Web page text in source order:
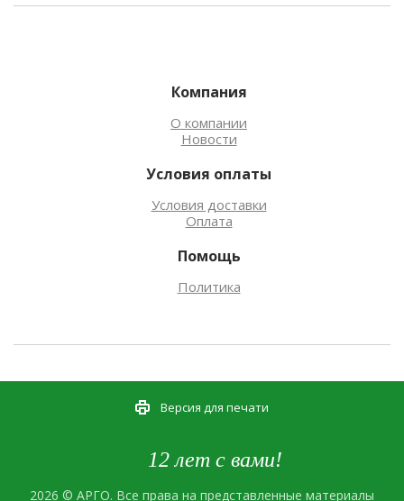
Компания
О компании
Новости
Условия оплаты
Условия доставки
Оплата
Помощь
Политика
12 лет с вами!
Версия для печати
2026 © АРГО. Все права на представленные материалы